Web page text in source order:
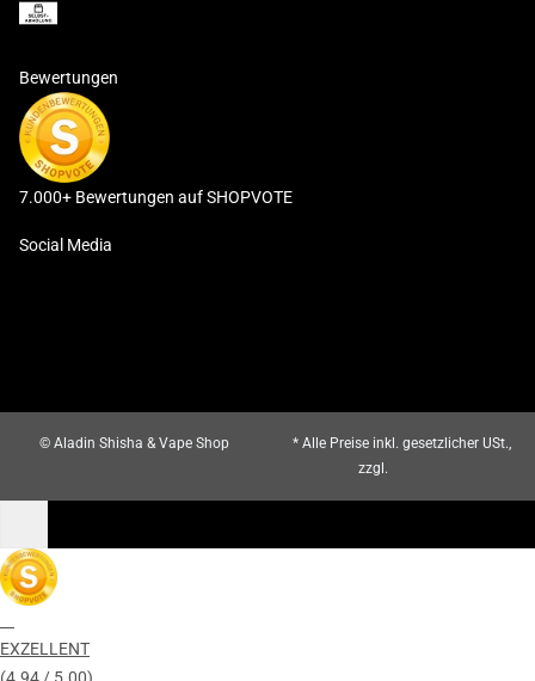
Bewertungen
7.000+ Bewertungen auf SHOPVOTE
Social Media
© Aladin Shisha & Vape Shop
* Alle Preise inkl. gesetzlicher USt.,
zzgl.
EXZELLENT